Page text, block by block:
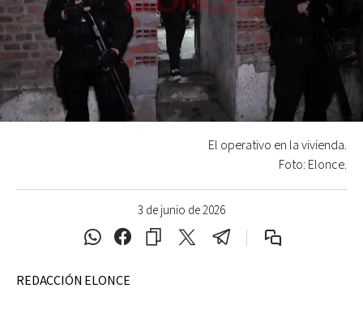
3 de junio de 2026
El operativo en la vivienda.
Foto: Elonce.
REDACCIÓN ELONCE